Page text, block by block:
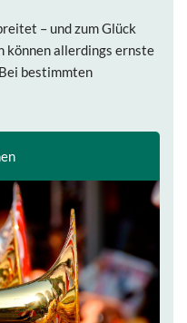
– und zum Glück
können allerdings ernste
bestimmten